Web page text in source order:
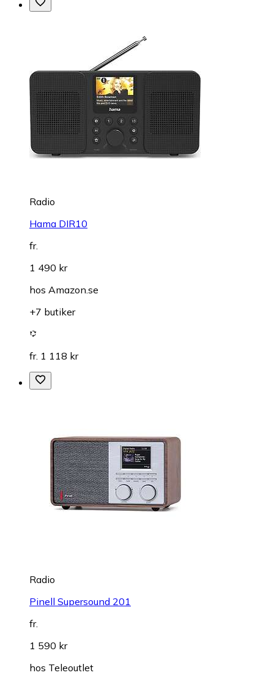
Radio
Hama DIR10
fr.
1 490 kr
hos Amazon.se
+7 butiker
fr. 1 118 kr
Radio
Pinell Supersound 201
fr.
1 590 kr
hos Teleoutlet